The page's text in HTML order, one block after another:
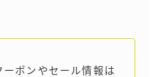
ーポンやセール情報は